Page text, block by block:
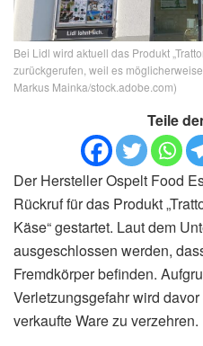
Bei Lidl wird aktuell das Produkt
zurückgerufen, weil es
Markus Mainka/stock.adobe.com)
Teile
Der Hersteller Ospelt Food
Rückruf für das Produkt
Käse“ gestartet. Laut dem
ausgeschlossen werden,
Fremdkörper befinden.
Verletzungsgefahr wird
verkaufte Ware zu verzehren.